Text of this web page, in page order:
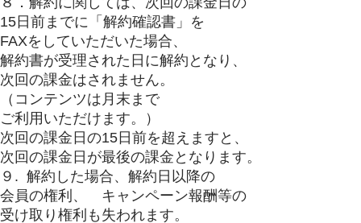
15日前までに「解約確認書」を
FAXをしていただいた場合、
解約書が受理された日に解約となり、
次回の課金はされません。
（コンテンツは月末まで
ご利用いただけます。）
次回の課金日の15日前を超えますと、
次回の課金日が最後の課金となります。
９. 解約した場合、解約日以降の
会員の権利、 キャンペーン報酬等の
受け取り権利も失われます。